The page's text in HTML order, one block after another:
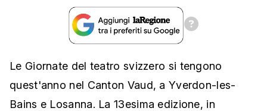
Le Giornate del teatro svizzero si tengono
quest'anno nel Canton Vaud, a Yverdon-les-
Bains e Losanna. La 13esima edizione, in